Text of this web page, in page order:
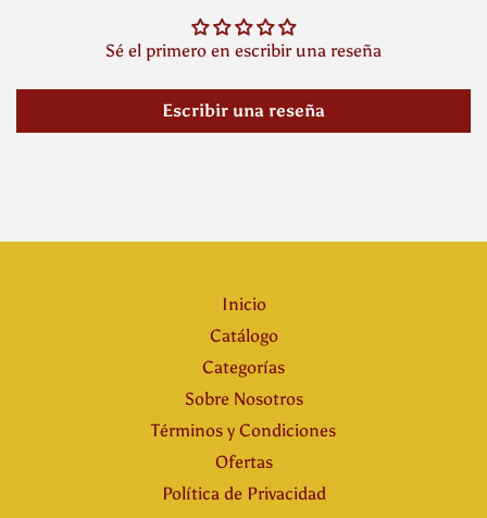
Sé el primero en escribir una reseña
Escribir una reseña
Inicio
Catálogo
Categorías
Sobre Nosotros
Términos y Condiciones
Ofertas
Política de Privacidad